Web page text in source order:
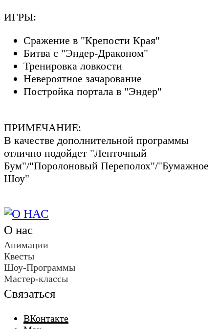
ИГРЫ:
Сражение в "Крепости Края"
Битва с "Эндер-Драконом"
Тренировка ловкости
Невероятное зачарование
Постройка портала в "Эндер"
ПРИМЕЧАНИЕ:
В качестве дополнительной программы
отлично подойдет "Ленточный
Бум"/"Поролоновый Переполох"/"Бумажное
Шоу"
О нас
Анимации
Квесты
Шоу-Программы
Мастер-классы
Связаться
ВКонтакте